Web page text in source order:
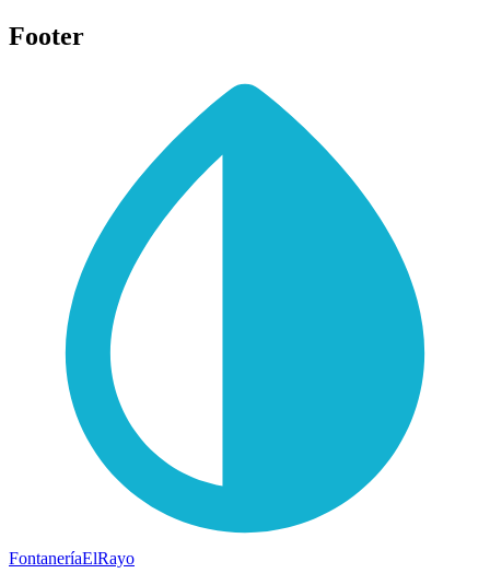
Footer
FontaneríaElRayo